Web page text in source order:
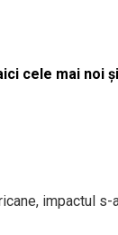
cele mai noi
impactul